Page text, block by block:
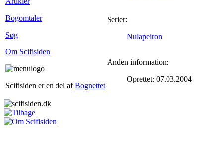
Bogomtaler
Søg
Om Scifisiden
Scifisiden er en del afBognettet
Serier:
Nulapeiron
Anden information:
Oprettet: 07.03.2004